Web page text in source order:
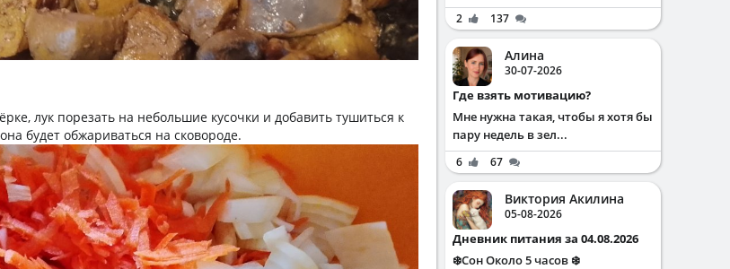
лук порезать на небольшие кусочки и добавить тушиться к
будет обжариваться на сковороде.
2 137
Алина
30-07-2026
Где взять мотивацию?
Мне нужна такая, чтобы я хотя бы
пару недель в зел...
6 67
Виктория Акилина
05-08-2026
Дневник питания за 04.08.2026
❄️Сон Около 5 часов ❄️